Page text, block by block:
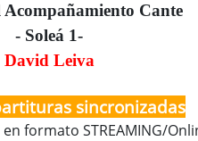
Cante
- Soleá 1-
David Leiva
sincronizadas
formato STREAMING/